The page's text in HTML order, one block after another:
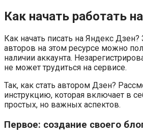
Как начать работать
Как начать писать на Яндекс Дзен?
авторов на этом ресурсе можно
наличии аккаунта.
не может трудиться на сервисе.
Так, как стать автором Дзен?
инструкцию, которая включает в
простых, но важных аспектов.
Первое: создание своего